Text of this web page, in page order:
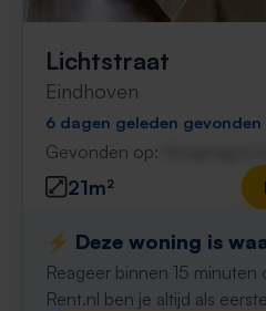
Lichtstraat
Eindhoven
6 dagen geleden gevonden
Gevonden op:
21m²
⚡️ Deze woning is
Reageer binnen 15 minuten
Rent.nl ben je altijd als